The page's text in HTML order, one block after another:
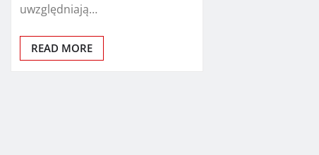
uwzględniają…
READ MORE